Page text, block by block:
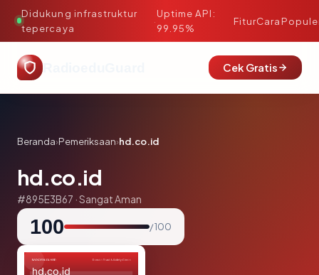
Didukung infrastruktur
tepercaya
·
Uptime API:
99.95%
FiturCara
Cek Gratis
Beranda›Pemeriksaan›hd.co.id
hd.co.id
#895E3B67 · Sangat Aman
100 / 100